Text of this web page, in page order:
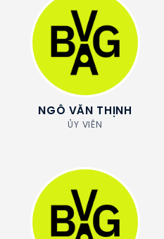
NGÔ VĂN THỊNH
ỦY VIÊN